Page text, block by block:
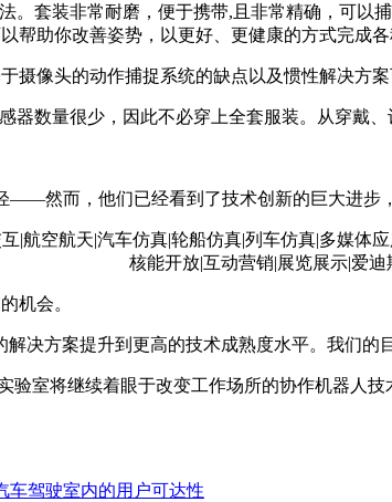
。套装非常耐磨，便于携带,且非常精确，可
帮助你改善姿势，以更好、更健康的方式完成
摄像头的动作捕捉系统的缺点以及惯性解决方案
器数量很少，因此不必穿上全套服装。从穿戴
然而，他们已经看到了技术创新的巨大进步
机会。
决方案提升到更高的技术成熟度水平。我们
室将继续着眼于改变工作场所的协作机器人
车驾驶室内的用户可达性